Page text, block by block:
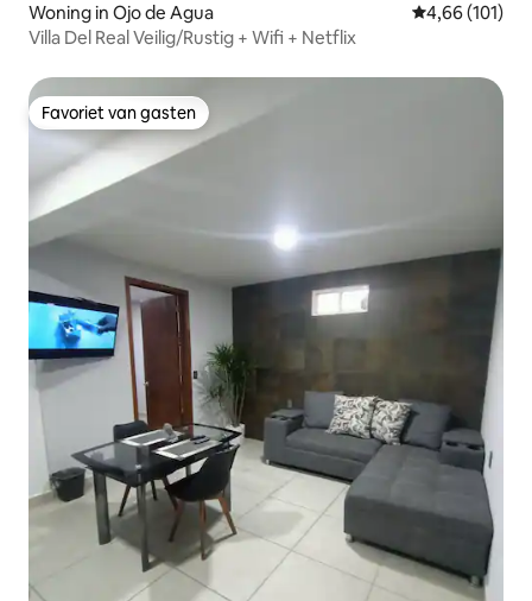
Woning in Ojo de Agua Gemiddelde
4,66 (101)
Villa Del Real Veilig/Rustig + Wifi + Netflix
Favoriet van gasten
Favoriet van gasten